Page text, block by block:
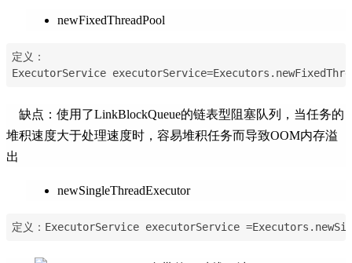
newFixedThreadPool
定义：
ExecutorService
缺点：使用了LinkBlockQueue的链表型阻塞队列，当任务的
堆积速度大于处理速度时，容易堆积任务而导致OOM内存溢
出
newSingleThreadExecutor
定义：ExecutorService executorService